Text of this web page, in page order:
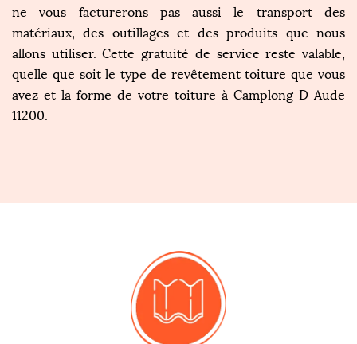
ne vous facturerons pas aussi le transport des
matériaux, des outillages et des produits que nous
allons utiliser. Cette gratuité de service reste valable,
quelle que soit le type de revêtement toiture que vous
avez et la forme de votre toiture à Camplong D Aude
11200.